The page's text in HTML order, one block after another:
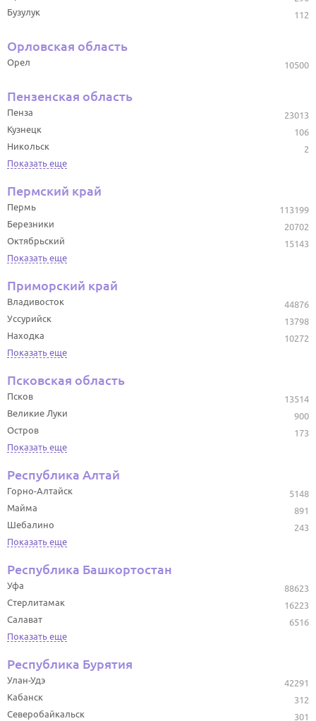
112
Бузулук
Орловская область
10500
Орел
Пензенская область
23013
Пенза
106
Кузнецк
2
Никольск
Показать еще
Пермский край
113199
Пермь
20702
Березники
15143
Октябрьский
Показать еще
Приморский край
44876
Владивосток
13798
Уссурийск
10272
Находка
Показать еще
Псковская область
13514
Псков
900
Великие Луки
173
Остров
Показать еще
Республика Алтай
5148
Горно-Алтайск
891
Майма
243
Шебалино
Показать еще
Республика Башкортостан
88623
Уфа
16223
Стерлитамак
6516
Салават
Показать еще
Республика Бурятия
42291
Улан-Удэ
312
Кабанск
301
Северобайкальск